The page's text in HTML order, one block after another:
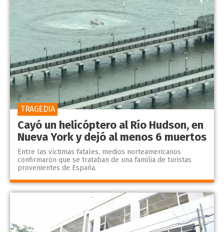
Cayó un helicóptero al Río Hudson, en
Nueva York y dejó al menos 6 muertos
Entre las víctimas fatales, medios norteamericanos
confirmaron que se trataban de una familia de turistas
provenientes de España.
TRAGEDIA